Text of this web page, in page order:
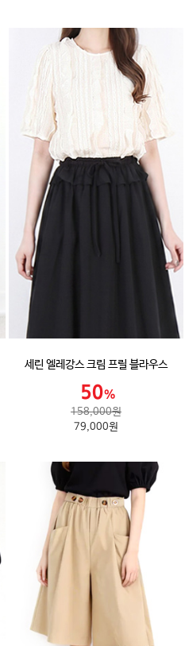
세린 엘레강스 크림 프릴 블라우스
158,000원
79,000원